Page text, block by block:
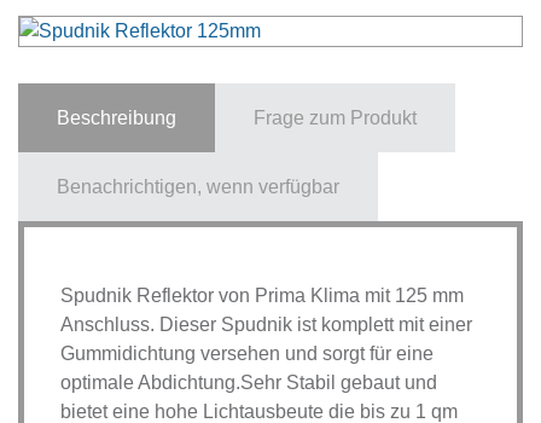
Beschreibung Frage zum Produkt
Benachrichtigen, wenn verfügbar
Spudnik Reflektor von Prima Klima mit 125 mm
Anschluss. Dieser Spudnik ist komplett mit einer
Gummidichtung versehen und sorgt für eine
optimale Abdichtung.Sehr Stabil gebaut und
bietet eine hohe Lichtausbeute die bis zu 1 qm